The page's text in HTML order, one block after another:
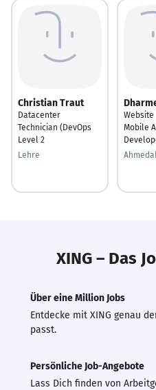
Christian Traut
Datacenter
Technician (DevOps
Level 2
Lehre
Mobile
XING – Das
Über eine Million Jobs
Entdecke mit XING genau
passt.
Persönliche Job-Angebote
Lass Dich finden von